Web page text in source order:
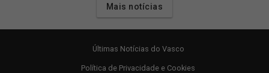
Mais notícias
Últimas Notícias do Vasco
Política de Privacidade e Cookies